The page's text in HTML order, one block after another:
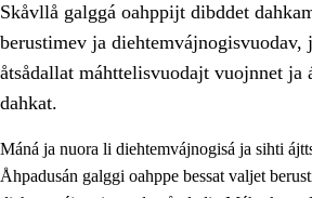
1. Åhpadusá árvvovuodo
Skåvllå galggá oahppijt dibddet
berustimev ja diehtemvájnogisvuodav,
åtsådallat máhttelisvuodajt vuojnnet ja
dahkat.
Máná ja nuora li diehtemvájnogisá ja sihti
Åhpadusán galggi oahppe bessat valjet